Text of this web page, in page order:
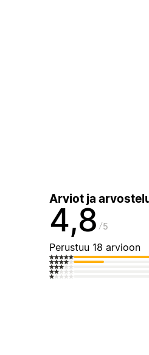
Arviot ja
4,8 5
Perustuu 18 arvioon